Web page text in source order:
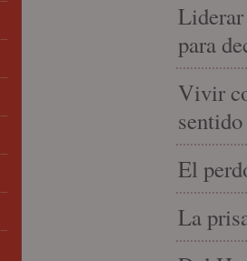
para
Vivir
El
La